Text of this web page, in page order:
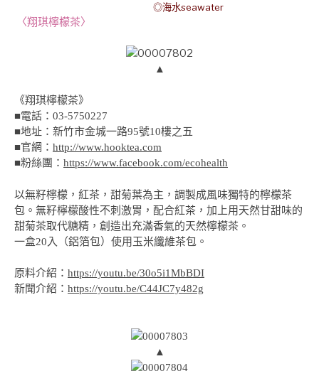
◎海水seawater
〈翔琪檸檬茶〉
▲
《翔琪檸檬茶》
■電話：03-5750227
■地址：新竹市金城一路95號10樓之五
■官網： http://www.hooktea.com
■粉絲團： https://www.facebook.com/ecohealth
以無籽檸檬，紅茶，甜菊葉為主，調製成風味獨特的檸檬茶
包。無籽檸檬酸性不刺激胃，配合紅茶，加上用天然甘甜味的
甜菊茶取代糖精，創造出充滿香氣的天然檸檬茶。
一盒20入（鋁箔包）使用玉米纖維茶包。
原料介紹： https://youtu.be/30o5i1MbBDI
新聞介紹： https://youtu.be/C44JC7y482g
▲